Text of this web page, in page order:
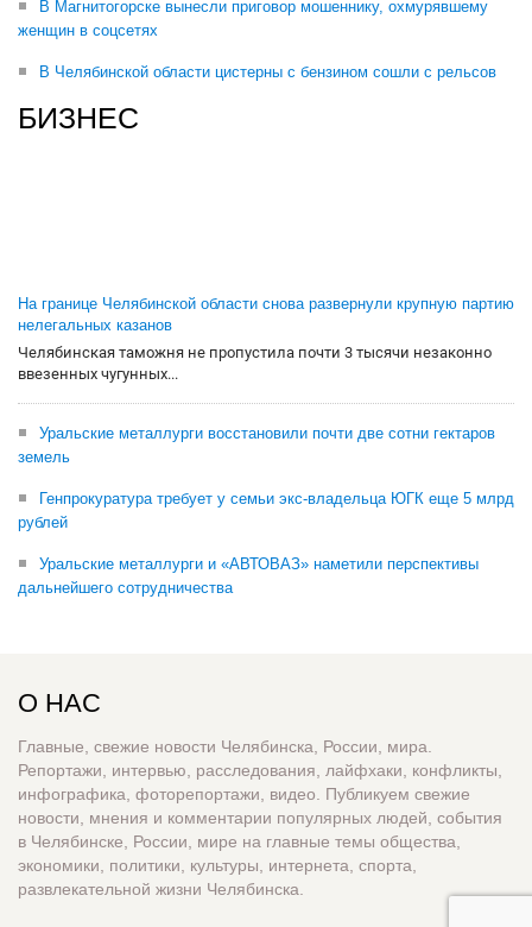
В Магнитогорске вынесли приговор мошеннику, охмурявшему
женщин в соцсетях
В Челябинской области цистерны с бензином сошли с рельсов
БИЗНЕС
На границе Челябинской области снова развернули крупную партию
нелегальных казанов
Челябинская таможня не пропустила почти 3 тысячи незаконно
ввезенных чугунных...
Уральские металлурги восстановили почти две сотни гектаров
земель
Генпрокуратура требует у семьи экс-владельца ЮГК еще 5 млрд
рублей
Уральские металлурги и «АВТОВАЗ» наметили перспективы
дальнейшего сотрудничества
О НАС
Главные, свежие новости Челябинска, России, мира.
Репортажи, интервью, расследования, лайфхаки, конфликты,
инфографика, фоторепортажи, видео. Публикуем свежие
новости, мнения и комментарии популярных людей, события
в Челябинске, России, мире на главные темы общества,
экономики, политики, культуры, интернета, спорта,
развлекательной жизни Челябинска.